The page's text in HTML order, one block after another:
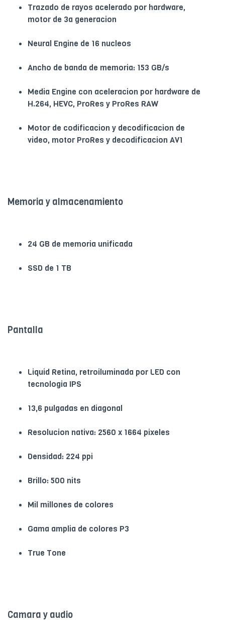
Trazado de rayos acelerado por hardware,
motor de 3a generacion
Neural Engine de 16 nucleos
Ancho de banda de memoria: 153 GB/s
Media Engine con aceleracion por hardware de
H.264, HEVC, ProRes y ProRes RAW
Motor de codificacion y decodificacion de
video, motor ProRes y decodificacion AV1
Memoria y almacenamiento
24 GB de memoria unificada
SSD de 1 TB
Pantalla
Liquid Retina, retroiluminada por LED con
tecnologia IPS
13,6 pulgadas en diagonal
Resolucion nativa: 2560 x 1664 pixeles
Densidad: 224 ppi
Brillo: 500 nits
Mil millones de colores
Gama amplia de colores P3
True Tone
Camara y audio